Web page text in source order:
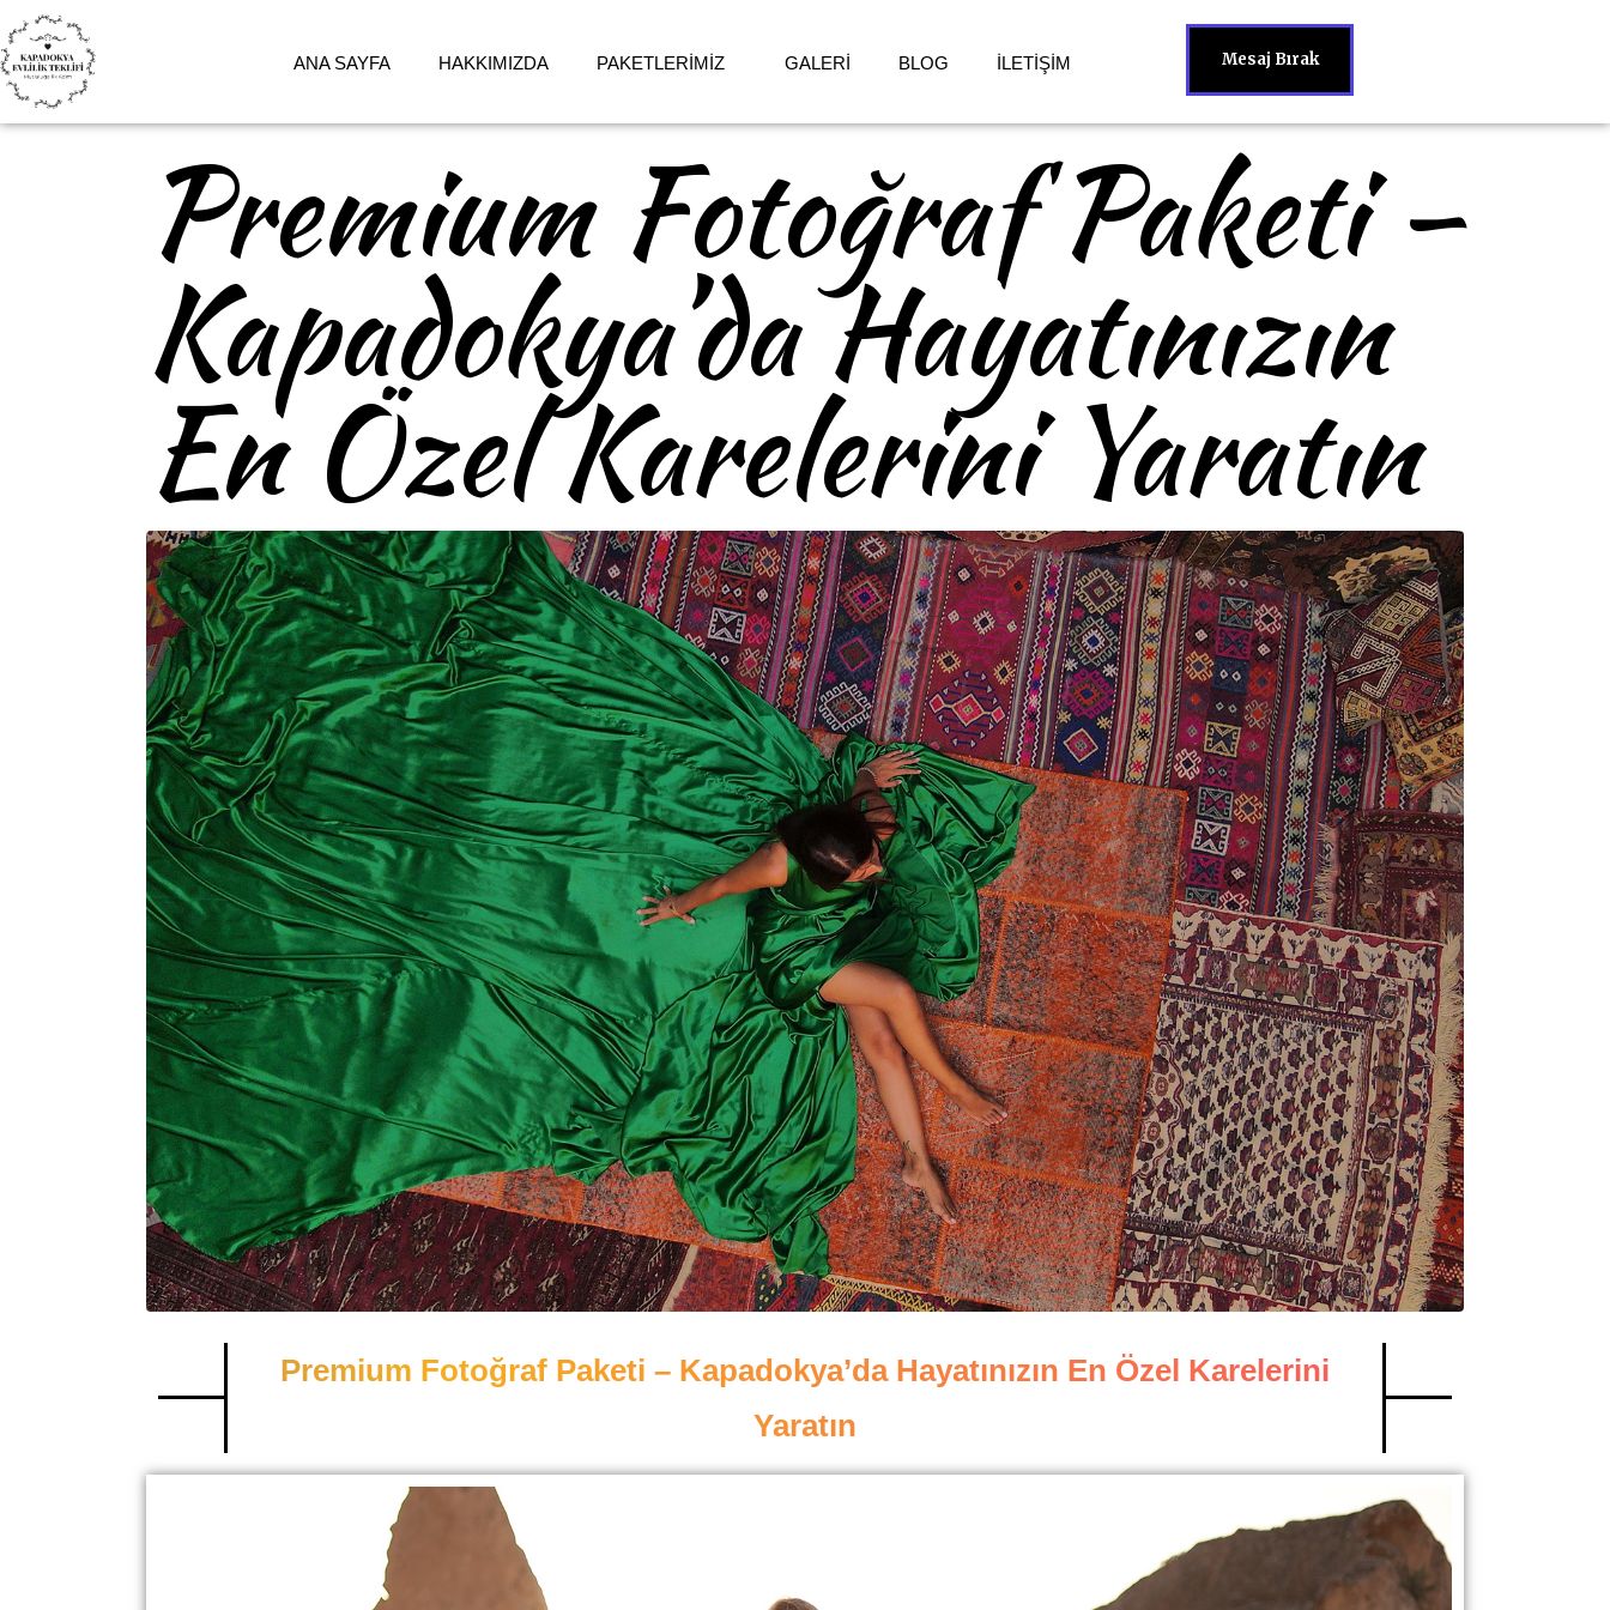
ANA SAYFA HAKKIMIZDA PAKETLERİMİZ GALERİ BLOG İLETİŞİM Mesaj Bırak
Premium Fotoğraf Paketi –
Kapadokya’da Hayatınızın
En Özel Karelerini Yaratın
Premium Fotoğraf Paketi – Kapadokya’da Hayatınızın En Özel Karelerini
Yaratın